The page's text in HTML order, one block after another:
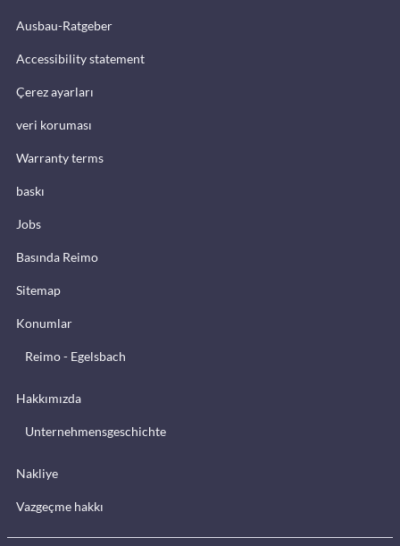
Ausbau-Ratgeber
Accessibility statement
Çerez ayarları
veri koruması
Warranty terms
baskı
Jobs
Basında Reimo
Sitemap
Konumlar
Reimo - Egelsbach
Hakkımızda
Unternehmensgeschichte
Nakliye
Vazgeçme hakkı